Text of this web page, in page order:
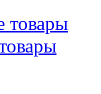
товары